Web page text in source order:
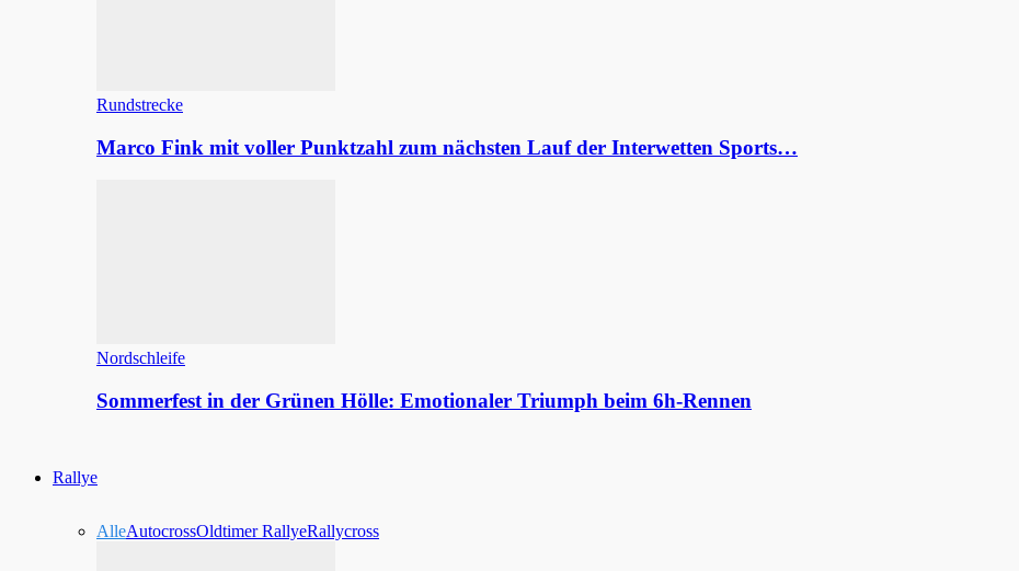
Rundstrecke
Marco Fink mit voller Punktzahl zum nächsten Lauf der Interwetten Sports…
Nordschleife
Sommerfest in der Grünen Hölle: Emotionaler Triumph beim 6h-Rennen
Rallye
AlleAutocrossOldtimer RallyeRallycross